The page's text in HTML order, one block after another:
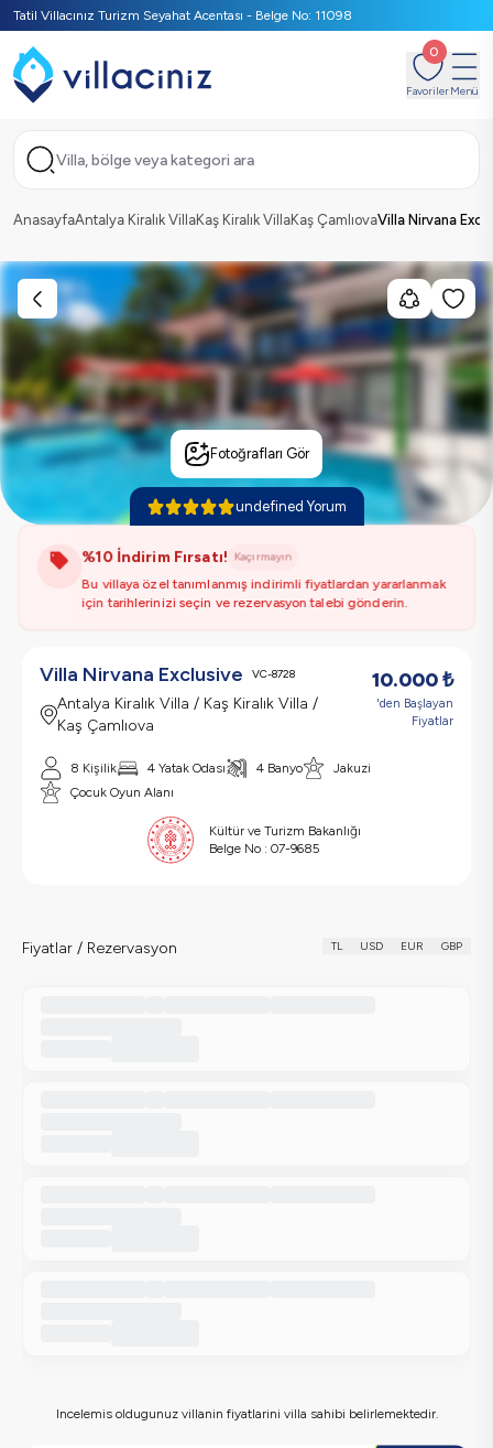
Tatil Villacınız Turizm Seyahat Acentası - Belge No: 11098
0
FavorilerMenü
Villa, bölge veya kategori ara
AnasayfaAntalya Kiralık VillaKaş Kiralık VillaKaş ÇamlıovaVilla Nirvana
Fotoğrafları Gör
undefined Yorum
%10 İndirim Fırsatı! Kaçırmayın
Bu villaya özel tanımlanmış indirimli fiyatlardan yararlanmak
için tarihlerinizi seçin ve rezervasyon talebi gönderin.
Villa Nirvana Exclusive VC-8728
Antalya Kiralık Villa / Kaş Kiralık Villa /
Kaş Çamlıova
10.000₺
'den Başlayan
Fiyatlar
8 Kişilik 4 Yatak Odası 4 Banyo
Jakuzi
Çocuk Oyun Alanı
Kültür ve Turizm Bakanlığı
Belge No : 07-9685
Fiyatlar / Rezervasyon TL USD EUR GBP
Incelemis oldugunuz villanin fiyatlarini villa sahibi belirlemektedir.